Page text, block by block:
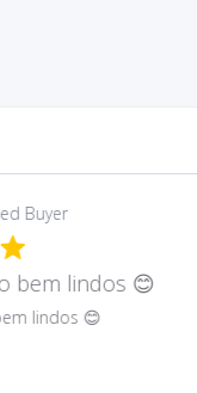
Buyer
bem lindos 😊
lindos 😊